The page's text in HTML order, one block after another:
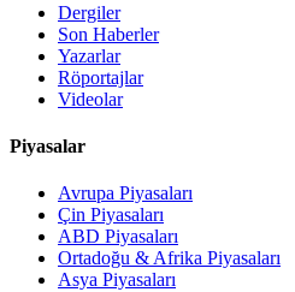
Dergiler
Son Haberler
Yazarlar
Röportajlar
Videolar
Piyasalar
Avrupa Piyasaları
Çin Piyasaları
ABD Piyasaları
Ortadoğu & Afrika Piyasaları
Asya Piyasaları